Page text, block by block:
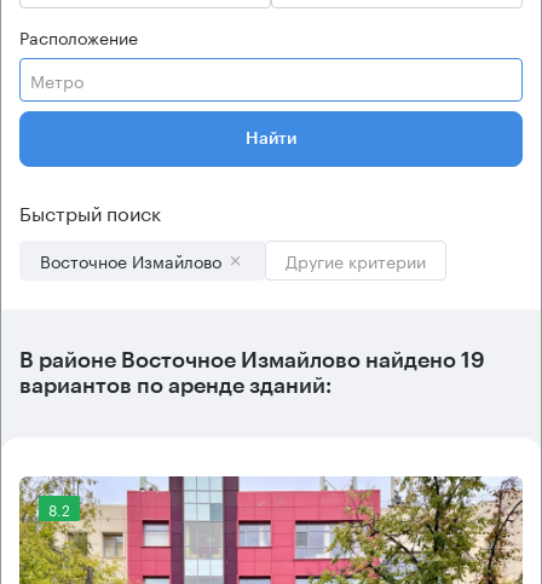
Расположение
Метро
Найти
Быстрый поиск
Восточное Измайлово Другие критерии
В районе Восточное Измайлово найдено 19
вариантов по аренде зданий:
8.2